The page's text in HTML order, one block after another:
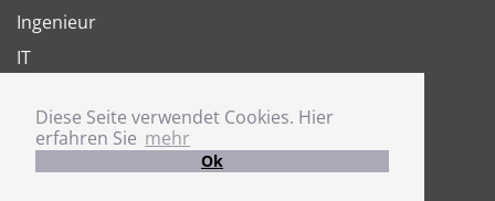
Diese Seite verwendet Cookies. Hier
erfahren Sie mehr
Ok
Ingenieur
IT
Joboter